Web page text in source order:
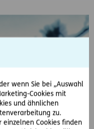
wenn Sie bei „Auswahl
Cookies mit
und ähnlichen
zu.
Cookies finden